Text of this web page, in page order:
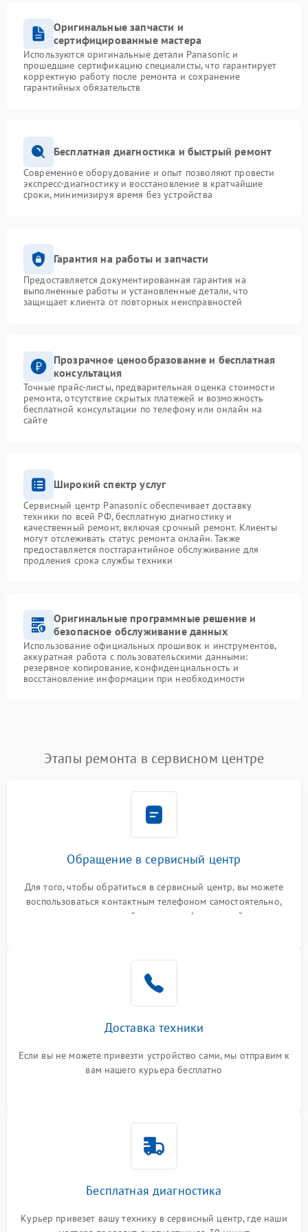
Оригинальные запчасти и
сертифицированные мастера
Используются оригинальные детали Panasonic и
прошедшие сертификацию специалисты, что гарантирует
корректную работу после ремонта и сохранение
гарантийных обязательств
Бесплатная диагностика и быстрый ремонт
Современное оборудование и опыт позволяют провести
экспресс-диагностику и восстановление в кратчайшие
сроки, минимизируя время без устройства
Гарантия на работы и запчасти
Предоставляется документированная гарантия на
выполненные работы и установленные детали, что
защищает клиента от повторных неисправностей
Прозрачное ценообразование и бесплатная
консультация
Точные прайс-листы, предварительная оценка стоимости
ремонта, отсутствие скрытых платежей и возможность
бесплатной консультации по телефону или онлайн на
сайте
Широкий спектр услуг
Сервисный центр Panasonic обеспечивает доставку
техники по всей РФ, бесплатную диагностику и
качественный ремонт, включая срочный ремонт. Клиенты
могут отслеживать статус ремонта онлайн. Также
предоставляется постгарантийное обслуживание для
продления срока службы техники
Оригинальные программные решение и
безопасное обслуживание данных
Использование официальных прошивок и инструментов,
аккуратная работа с пользовательскими данными:
резервное копирование, конфиденциальность и
восстановление информации при необходимости
Этапы ремонта в сервисном центре
Обращение в сервисный центр
Для того, чтобы обратиться в сервисный центр, вы можете
воспользоваться контактным телефоном самостоятельно,
или оставить свой номер телефона на сайте
Доставка техники
Если вы не можете привезти устройство сами, мы отправим к
вам нашего курьера бесплатно
Бесплатная диагностика
Курьер привезет вашу технику в сервисный центр, где наши